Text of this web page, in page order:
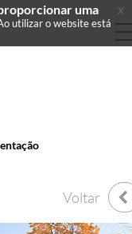
Voltar
uma
utilizar o website está
x